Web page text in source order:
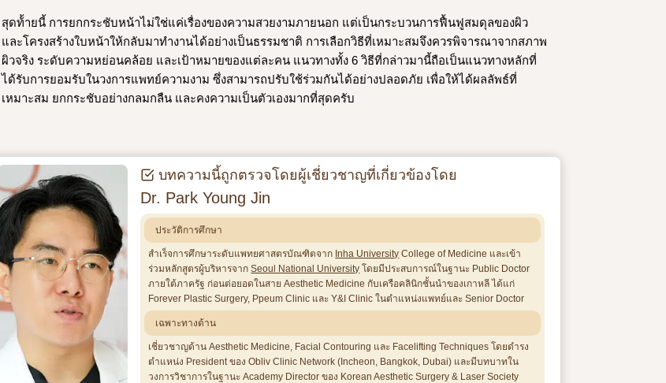
สุดท้้ายนี้ การยกกระชับหน้าไม่ใช่แค่เรื่องของความสวยงามภายนอก แต่เป็นกระบวนการฟื้นฟูสมดุลของผิว
และโครงสร้างใบหน้าให้กลับมาทำงานได้อย่างเป็นธรรมชาติ การเลือกวิธีที่เหมาะสมจึงควรพิจารณาจากสภาพ
ผิวจริง ระดับความหย่อนคล้อย และเป้าหมายของแต่ละคน แนวทางทั้ง 6 วิธีที่กล่าวมานี้ถือเป็นแนวทางหลักที่
ได้รับการยอมรับในวงการแพทย์ความงาม ซึ่งสามารถปรับใช้ร่วมกันได้อย่างปลอดภัย เพื่อให้ได้ผลลัพธ์ที่
เหมาะสม ยกกระชับอย่างกลมกลืน และคงความเป็นตัวเองมากที่สุดครับ
บทความนี้ถูกตรวจโดยผู้เชี่ยวชาญที่เกี่ยวข้องโดย
Dr. Park Young Jin
ประวัติการศึกษา
สำเร็จการศึกษาระดับแพทยศาสตรบัณฑิตจาก Inha University College of Medicine และเข้า
ร่วมหลักสูตรผู้บริหารจากSeoul National University โดยมีประสบการณ์ในฐานะ Public Doctor
ภายใต้ภาครัฐ ก่อนต่อยอดในสาย Aesthetic Medicine กับเครือคลินิกชั้นนำของเกาหลี ได้แก่
Forever Plastic Surgery, Ppeum Clinic และ Y&I Clinic ในตำแหน่งแพทย์และ Senior Doctor
เฉพาะทางด้าน
เชี่ยวชาญด้าน Aesthetic Medicine, Facial Contouring และ Facelifting Techniques โดยดำรง
ตำแหน่ง President ของ Obliv Clinic Network (Incheon, Bangkok, Dubai) และมีบทบาทใน
วงการวิชาการในฐานะ Academy Director ของ Korean Aesthetic Surgery & Laser Society